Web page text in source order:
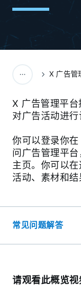
X 广告管
X 广告管理平
对广告活动进
你可以登录你
问广告管理平
主页。你可以
活动、素材和结
常见问题解答
请观看此概览